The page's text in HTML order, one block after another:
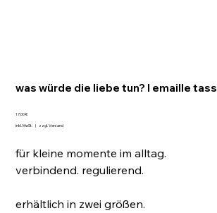
was würde die liebe tun? I emaille
Preis
17,00 €
inkl. MwSt. | zzgl. Versand
für kleine momente im alltag.
verbindend. regulierend.
erhältlich in zwei größen.